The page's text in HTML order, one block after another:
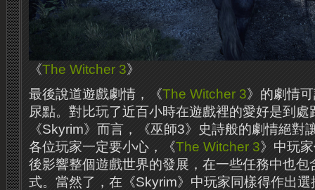
《The Witcher 3》
最後說道遊戲劇情，《The Witcher 3》的劇情
尿點。對比玩了近百小時在遊戲裡的愛好是到處
《Skyrim》而言，《巫師3》史詩般的劇情絕對
各位玩家一定要小心，《The Witcher 3》中玩
後影響整個遊戲世界的發展，在一些任務中也包
式。當然了，在《Skyrim》中玩家同樣得作出